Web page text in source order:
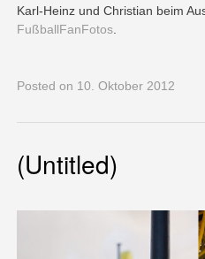
Karl-Heinz und Christian beim
FußballFanFotos.
Posted on 10. Oktober 2012
(Untitled)